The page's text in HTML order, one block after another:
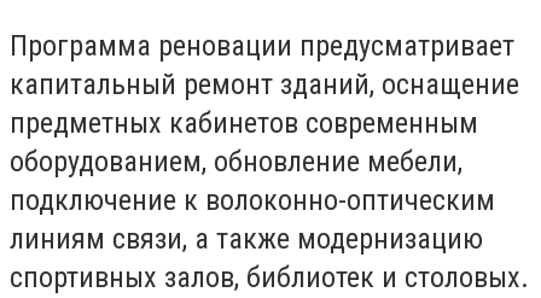
Программа реновации предусматривает
капитальный ремонт зданий, оснащение
предметных кабинетов современным
оборудованием, обновление мебели,
подключение к волоконно-оптическим
линиям связи, а также модернизацию
спортивных залов, библиотек и столовых.